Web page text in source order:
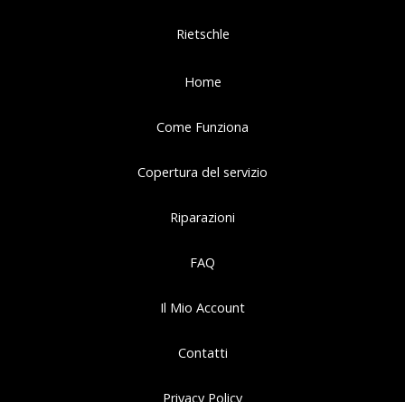
Rietschle
Home
Come Funziona
Copertura del servizio
Riparazioni
FAQ
Il Mio Account
Contatti
Privacy Policy